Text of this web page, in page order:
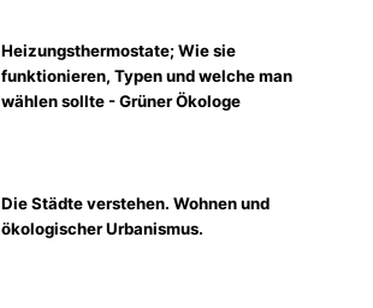
Heizungsthermostate; Wie sie
funktionieren, Typen und welche man
wählen sollte - Grüner Ökologe
Die Städte verstehen. Wohnen und
ökologischer Urbanismus.